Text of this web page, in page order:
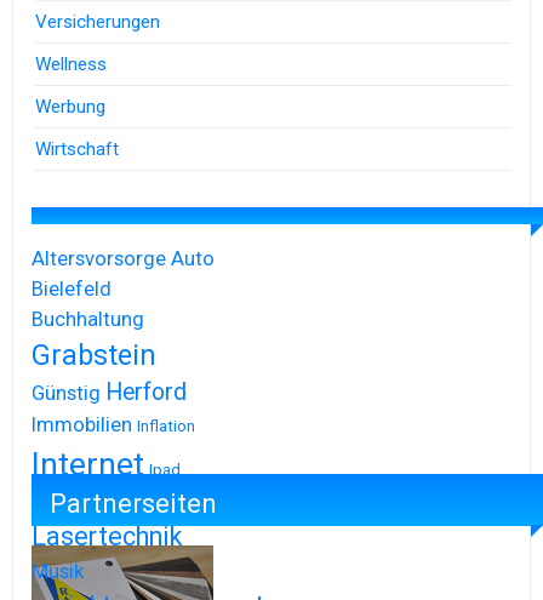
Versicherungen
Wellness
Werbung
Wirtschaft
Altersvorsorge Auto
Bielefeld
Buchhaltung
Grabstein
Günstig Herford
Immobilien Inflation
Internet Ipad
Iphone
Lasertechnik
Musik
Partnerseiten